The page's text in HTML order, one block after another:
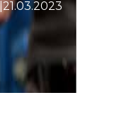
21.03.2023